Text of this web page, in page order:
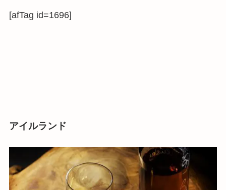
[afTag id=1696]
アイルランド